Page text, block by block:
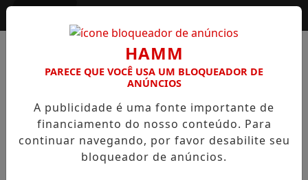
HAMM
PARECE QUE VOCÊ USA UM BLOQUEADOR DE
ANÚNCIOS
A publicidade é uma fonte importante de
financiamento do nosso conteúdo. Para
continuar navegando, por favor desabilite seu
bloqueador de anúncios.